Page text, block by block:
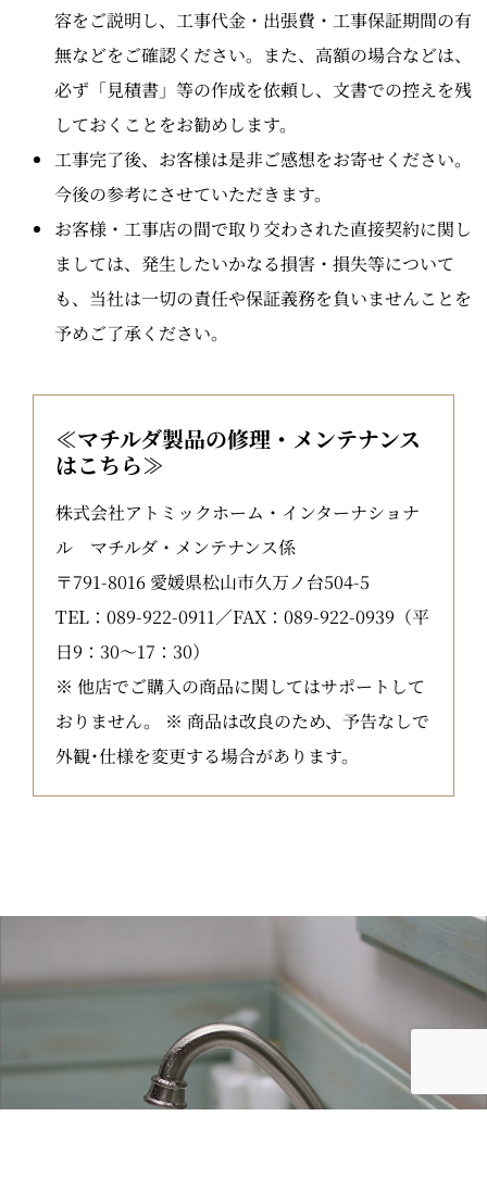
容をご説明し、工事代金・出張費・工事保証期間の有
無などをご確認ください。また、高額の場合などは、
必ず「見積書」等の作成を依頼し、文書での控えを残
しておくことをお勧めします。
工事完了後、お客様は是非ご感想をお寄せください。
今後の参考にさせていただきます。
お客様・工事店の間で取り交わされた直接契約に関し
ましては、発生したいかなる損害・損失等について
も、当社は一切の責任や保証義務を負いませんことを
予めご了承ください。
≪マチルダ製品の修理・メンテナンス
はこちら≫
株式会社アトミックホーム・インターナショナ
ル マチルダ・メンテナンス係
〒791-8016 愛媛県松山市久万ノ台504-5
TEL：089-922-0911／FAX：089-922-0939（平
日9：30～17：30）
※ 他店でご購入の商品に関してはサポートして
おりません。 ※ 商品は改良のため、予告なしで
外観･仕様を変更する場合があります。